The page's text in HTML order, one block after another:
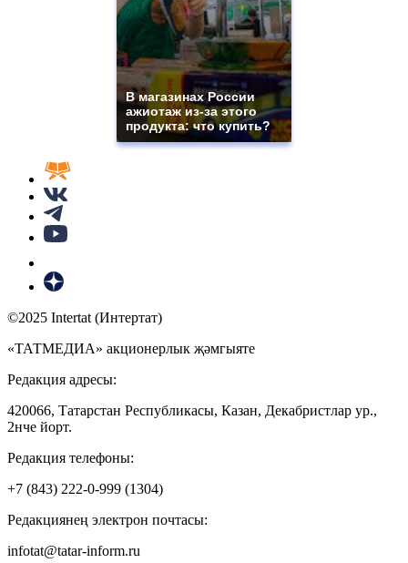
В магазинах России
ажиотаж из-за этого
продукта: что купить?
©2025 Intertat (Интертат)
«ТАТМЕДИА» акционерлык җәмгыяте
Редакция адресы:
420066, Татарстан Республикасы, Казан, Декабристлар ур.,
2нче йорт.
Редакция телефоны:
+7 (843) 222-0-999 (1304)
Редакциянең электрон почтасы:
infotat@tatar-inform.ru